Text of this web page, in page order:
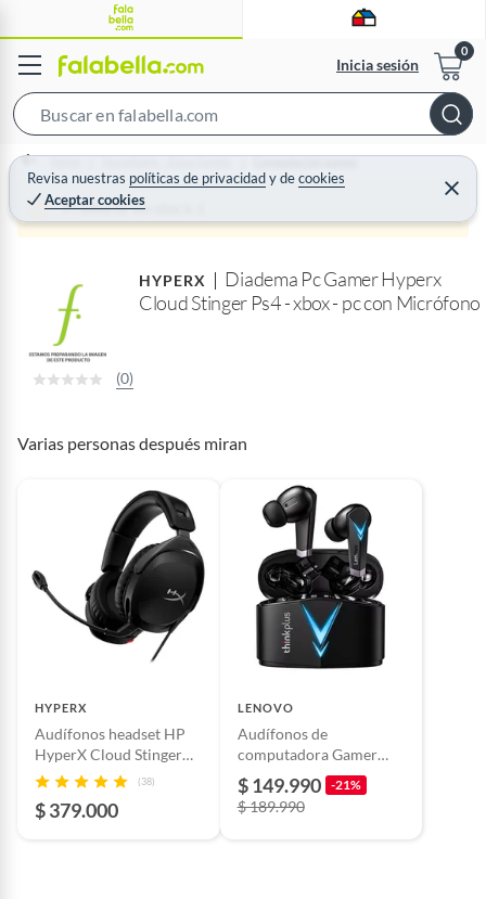
Inicia sesión
e
a
c
B
a
Revisa nuestras políticas de privacidadydecookies
Aceptar cookies
C
e
r
Home Tecnología - Zona Gamer Computación gamer
Producto sin stock :(
HYPERX
Diadema Pc Gamer Hyperx
Cloud Stinger Ps4 - xbox - pc con Micrófono
(0)
Varias personas después miran
HYPERX
Audífonos headset HP
HyperX Cloud Stinger
Noise cancelling(38)
$ 379.000
LENOVO
Audífonos de
computadora Gamer
Livepods Lp6 Luz Led
Color Azul Lenovo
$ 149.990 -21%
$ 189.990